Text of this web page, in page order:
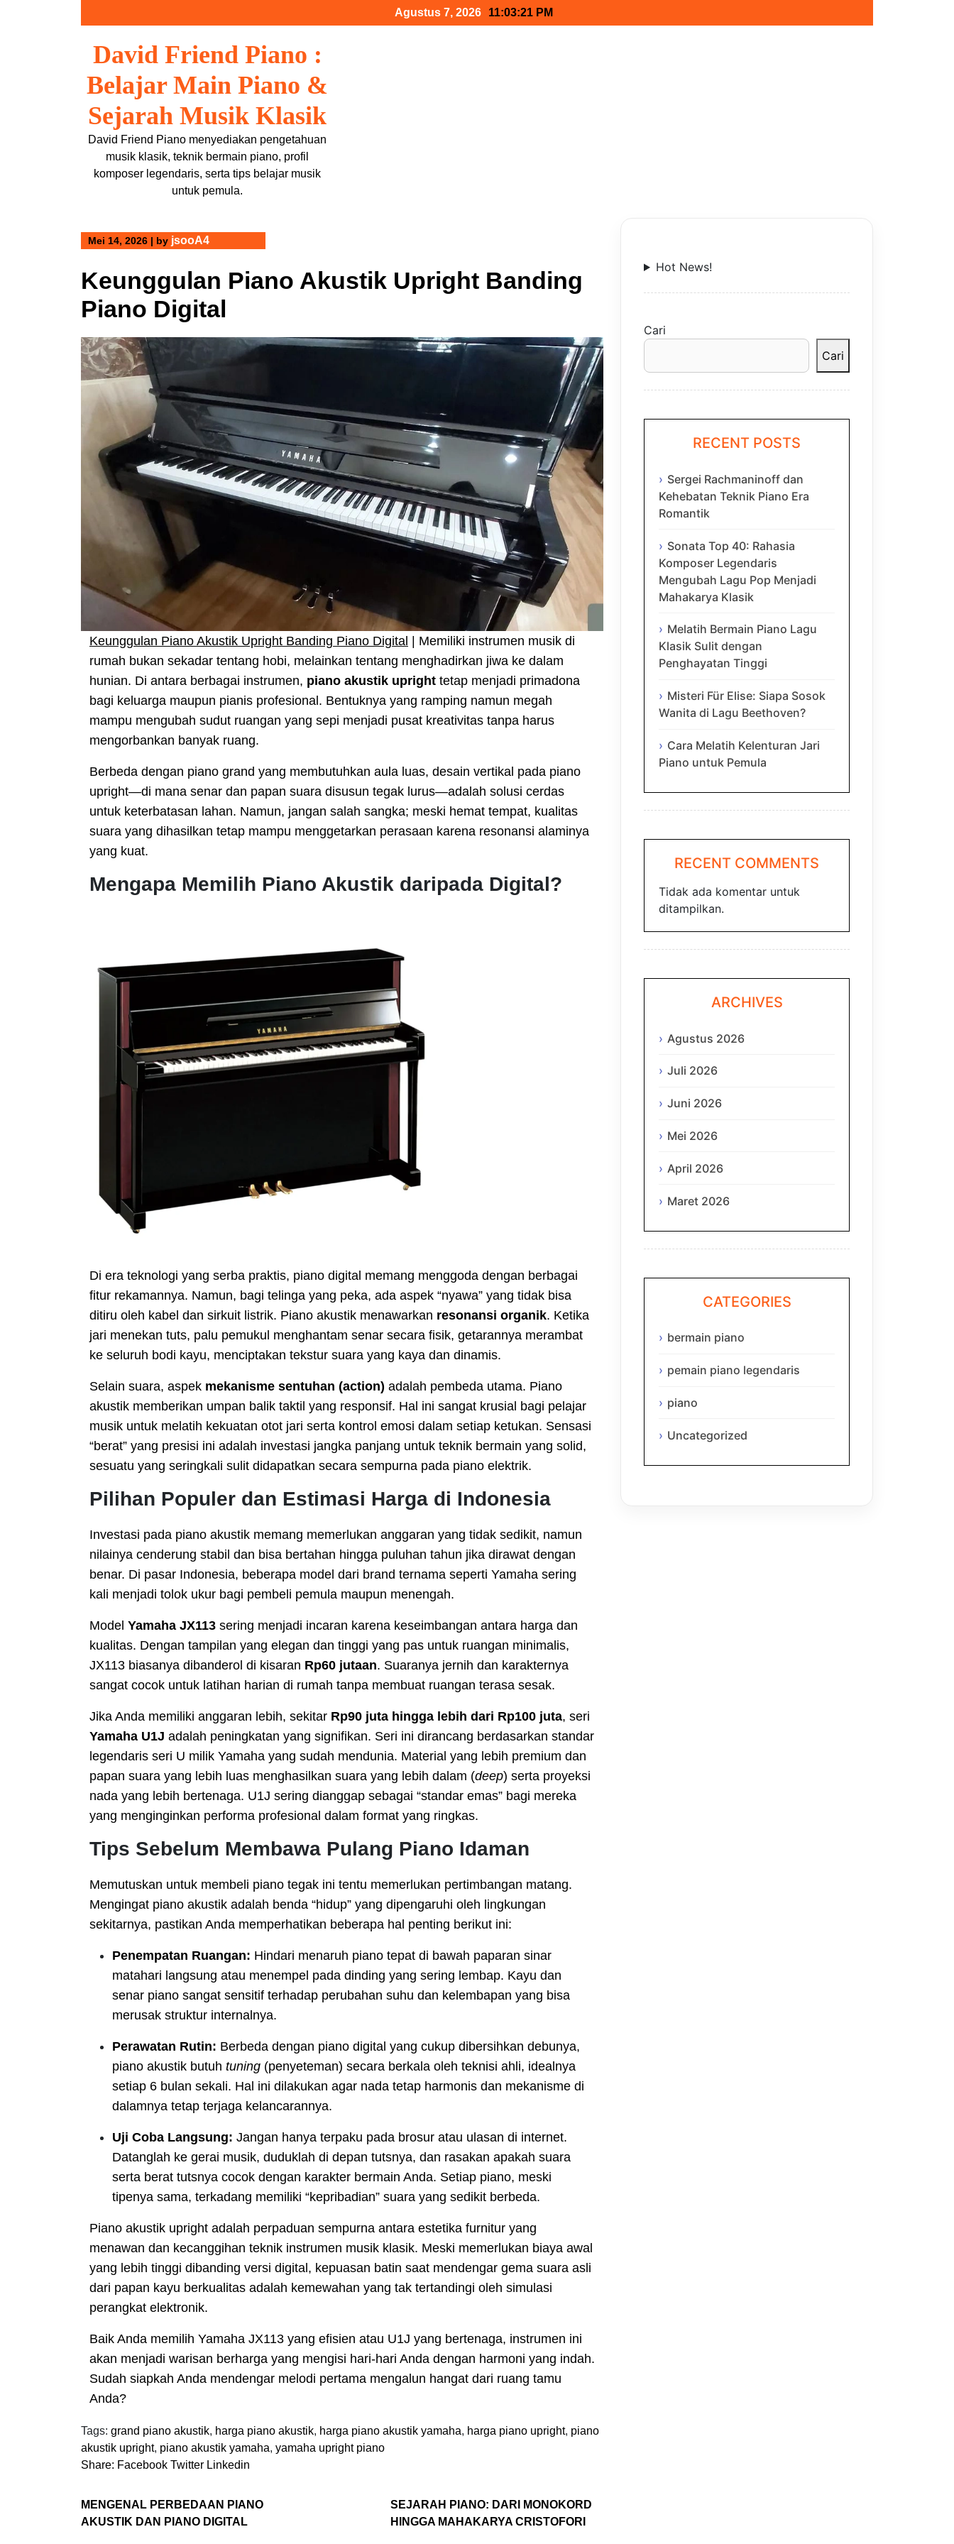
Agustus 7, 2026 11:03:22 PM
David Friend Piano :
Belajar Main Piano &
Sejarah Musik Klasik
David Friend Piano menyediakan pengetahuan
musik klasik, teknik bermain piano, profil
komposer legendaris, serta tips belajar musik
untuk pemula.
Mei 14, 2026 | by jsooA4
Keunggulan Piano Akustik Upright Banding
Piano Digital
Keunggulan Piano Akustik Upright Banding Piano Digital
| Memiliki instrumen musik di
rumah bukan sekadar tentang hobi, melainkan tentang menghadirkan jiwa ke dalam
hunian. Di antara berbagai instrumen, piano akustik upright tetap menjadi primadona
bagi keluarga maupun pianis profesional. Bentuknya yang ramping namun megah
mampu mengubah sudut ruangan yang sepi menjadi pusat kreativitas tanpa harus
mengorbankan banyak ruang.
Berbeda dengan piano grand yang membutuhkan aula luas, desain vertikal pada piano
upright—di mana senar dan papan suara disusun tegak lurus—adalah solusi cerdas
untuk keterbatasan lahan. Namun, jangan salah sangka; meski hemat tempat, kualitas
suara yang dihasilkan tetap mampu menggetarkan perasaan karena resonansi alaminya
yang kuat.
Mengapa Memilih Piano Akustik daripada Digital?
Di era teknologi yang serba praktis, piano digital memang menggoda dengan berbagai
fitur rekamannya. Namun, bagi telinga yang peka, ada aspek “nyawa” yang tidak bisa
ditiru oleh kabel dan sirkuit listrik. Piano akustik menawarkan resonansi organik. Ketika
jari menekan tuts, palu pemukul menghantam senar secara fisik, getarannya merambat
ke seluruh bodi kayu, menciptakan tekstur suara yang kaya dan dinamis.
Selain suara, aspek mekanisme sentuhan (action) adalah pembeda utama. Piano
akustik memberikan umpan balik taktil yang responsif. Hal ini sangat krusial bagi pelajar
musik untuk melatih kekuatan otot jari serta kontrol emosi dalam setiap ketukan. Sensasi
“berat” yang presisi ini adalah investasi jangka panjang untuk teknik bermain yang solid,
sesuatu yang seringkali sulit didapatkan secara sempurna pada piano elektrik.
Pilihan Populer dan Estimasi Harga di Indonesia
Investasi pada piano akustik memang memerlukan anggaran yang tidak sedikit, namun
nilainya cenderung stabil dan bisa bertahan hingga puluhan tahun jika dirawat dengan
benar. Di pasar Indonesia, beberapa model dari brand ternama seperti Yamaha sering
kali menjadi tolok ukur bagi pembeli pemula maupun menengah.
Model Yamaha JX113 sering menjadi incaran karena keseimbangan antara harga dan
kualitas. Dengan tampilan yang elegan dan tinggi yang pas untuk ruangan minimalis,
JX113 biasanya dibanderol di kisaran Rp60 jutaan. Suaranya jernih dan karakternya
sangat cocok untuk latihan harian di rumah tanpa membuat ruangan terasa sesak.
Jika Anda memiliki anggaran lebih, sekitar Rp90 juta hingga lebih dari Rp100 juta, seri
Yamaha U1J adalah peningkatan yang signifikan. Seri ini dirancang berdasarkan standar
legendaris seri U milik Yamaha yang sudah mendunia. Material yang lebih premium dan
papan suara yang lebih luas menghasilkan suara yang lebih dalam (deep) serta proyeksi
nada yang lebih bertenaga. U1J sering dianggap sebagai “standar emas” bagi mereka
yang menginginkan performa profesional dalam format yang ringkas.
Tips Sebelum Membawa Pulang Piano Idaman
Memutuskan untuk membeli piano tegak ini tentu memerlukan pertimbangan matang.
Mengingat piano akustik adalah benda “hidup” yang dipengaruhi oleh lingkungan
sekitarnya, pastikan Anda memperhatikan beberapa hal penting berikut ini:
Penempatan Ruangan: Hindari menaruh piano tepat di bawah paparan sinar
matahari langsung atau menempel pada dinding yang sering lembap. Kayu dan
senar piano sangat sensitif terhadap perubahan suhu dan kelembapan yang bisa
merusak struktur internalnya.
Perawatan Rutin: Berbeda dengan piano digital yang cukup dibersihkan debunya,
piano akustik butuh tuning (penyeteman) secara berkala oleh teknisi ahli, idealnya
setiap 6 bulan sekali. Hal ini dilakukan agar nada tetap harmonis dan mekanisme di
dalamnya tetap terjaga kelancarannya.
Uji Coba Langsung: Jangan hanya terpaku pada brosur atau ulasan di internet.
Datanglah ke gerai musik, duduklah di depan tutsnya, dan rasakan apakah suara
serta berat tutsnya cocok dengan karakter bermain Anda. Setiap piano, meski
tipenya sama, terkadang memiliki “kepribadian” suara yang sedikit berbeda.
Piano akustik upright adalah perpaduan sempurna antara estetika furnitur yang
menawan dan kecanggihan teknik instrumen musik klasik. Meski memerlukan biaya awal
yang lebih tinggi dibanding versi digital, kepuasan batin saat mendengar gema suara asli
dari papan kayu berkualitas adalah kemewahan yang tak tertandingi oleh simulasi
perangkat elektronik.
Baik Anda memilih Yamaha JX113 yang efisien atau U1J yang bertenaga, instrumen ini
akan menjadi warisan berharga yang mengisi hari-hari Anda dengan harmoni yang indah.
Sudah siapkah Anda mendengar melodi pertama mengalun hangat dari ruang tamu
Anda?
Tags: grand piano akustik, harga piano akustik, harga piano akustik yamaha, harga piano upright, piano
akustik upright, piano akustik yamaha, yamaha upright piano
Share: Facebook Twitter Linkedin
MENGENAL PERBEDAAN PIANO
AKUSTIK DAN PIANO DIGITAL
SEJARAH PIANO: DARI MONOKORD
HINGGA MAHAKARYA CRISTOFORI
Hot News!
Cari
Cari
RECENT POSTS
Sergei Rachmaninoff dan
Kehebatan Teknik Piano Era
Romantik
Sonata Top 40: Rahasia
Komposer Legendaris
Mengubah Lagu Pop Menjadi
Mahakarya Klasik
Melatih Bermain Piano Lagu
Klasik Sulit dengan
Penghayatan Tinggi
Misteri Für Elise: Siapa Sosok
Wanita di Lagu Beethoven?
Cara Melatih Kelenturan Jari
Piano untuk Pemula
RECENT COMMENTS
Tidak ada komentar untuk
ditampilkan.
ARCHIVES
Agustus 2026
Juli 2026
Juni 2026
Mei 2026
April 2026
Maret 2026
CATEGORIES
bermain piano
pemain piano legendaris
piano
Uncategorized